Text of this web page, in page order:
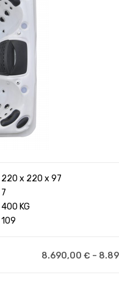
220 x 220 x 97
7
400 KG
109
8.690,00 € –